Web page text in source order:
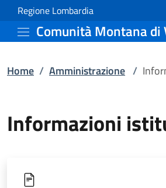
Vai al contenuto principale
Informazioni
Regione Lombardia
Home / Amministrazione /
Informazioni